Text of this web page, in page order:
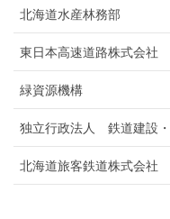
北海道水産林務部
東日本高速道路株式会社
緑資源機構
独立行政法人 鉄道建設
北海道旅客鉄道株式会社